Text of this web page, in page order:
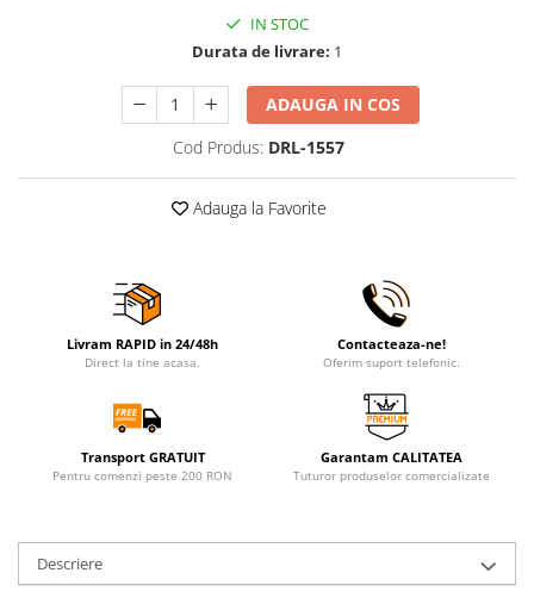
IN STOC
Durata de livrare: 1
ADAUGA IN COS
Cod Produs: DRL-1557
Adauga la Favorite
Livram RAPID in 24/48h
Direct la tine acasa.
Contacteaza-ne!
Oferim suport telefonic.
Transport GRATUIT
Pentru comenzi peste 200 RON
Garantam CALITATEA
Tuturor produselor comercializate
Descriere